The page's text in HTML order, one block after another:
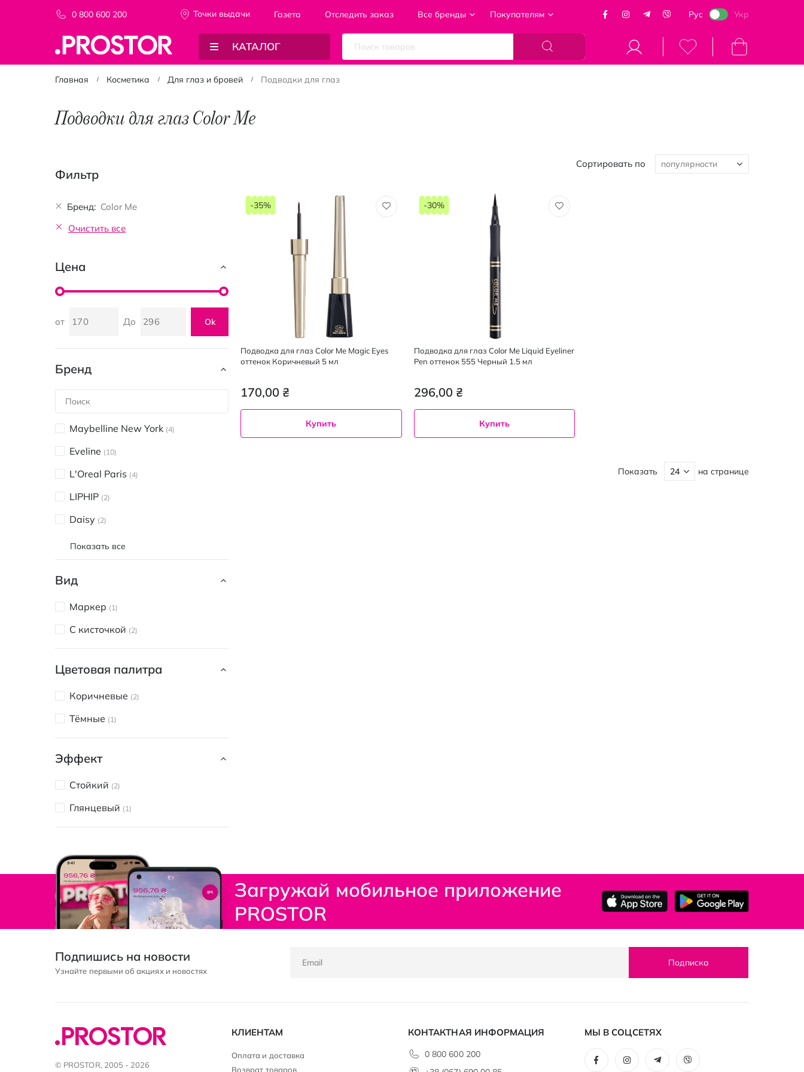
0 800 600 200 Точки выдачи Газета Отследить заказ Все бренды Покупателям Рус Укр
КАТАЛОГ Моя корзина
Главная Косметика Для глаз и бровей Подводки для глаз
Подводки для глаз Color Me
Сортировать по
Подводка для глаз Color Me Magic Eyes
оттенок Коричневый 5 мл
170,00 ₴
-35%
Купить
Подводка для глаз Color Me Liquid Eyeliner
Pen оттенок 555 Черный 1.5 мл
296,00 ₴
-30%
Купить
Показать на странице
Фильтр
Бренд
Color Me
Очистить все
Цена
от До Ok
Бренд
Maybelline New York 4
Eveline 10
L'Oreal Paris 4
LIPHIP 2
Daisy 2
Показать все
Вид
Маркер 1
С кисточкой 2
Цветовая палитра
Коричневые 2
Тёмные 1
Эффект
Стойкий 2
Глянцевый 1
Загружай мобильное приложение
PROSTOR
Подпишись на новости
Узнайте первыми об акциях и новостях
Подписка
© PROSTOR, 2005 - 2026
КЛИЕНТАМ
Оплата и доставка
Возврат товаров
КОНТАКТНАЯ ИНФОРМАЦИЯ
0 800 600 200
МЫ В СОЦСЕТЯХ